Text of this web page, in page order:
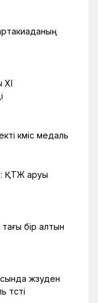
XI
күміс медаль
ҚТЖ аруы
бір алтын
жүзуден